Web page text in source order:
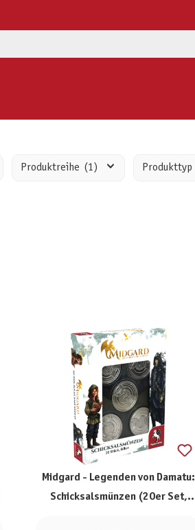
Produktreihe (1) Produkttyp
Midgard - Legenden von Damatu:
Schicksalsmünzen (20er Set,